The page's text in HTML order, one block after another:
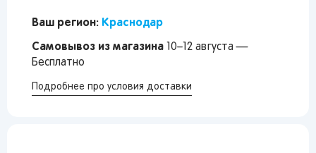
Ваш регион: Краснодар
Самовывоз из магазина 10–12 августа —
Бесплатно
Подробнее про условия доставки